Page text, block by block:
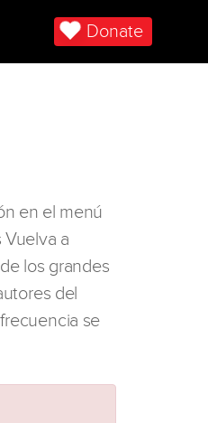
Donate
en el menú
a
los grandes
del
se